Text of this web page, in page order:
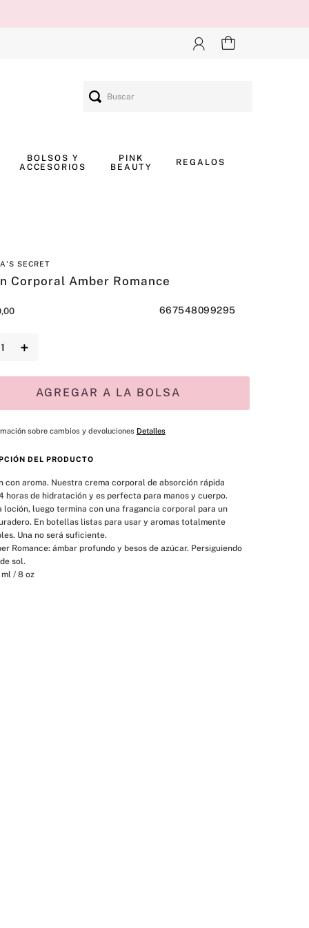
BOLSOS Y
ACCESORIOS
PINK
BEAUTY
REGALOS
SECRET
Corporal Amber Romance
,00 667548099295
＋
AGREGAR A LA BOLSA
sobre cambios y devoluciones Detalles
DEL PRODUCTO
con aroma. Nuestra crema corporal de absorción rápida
horas de hidratación y es perfecta para manos y cuerpo.
loción, luego termina con una fragancia corporal para un
En botellas listas para usar y aromas totalmente
Una no será suficiente.
sol.
ml / 8 oz